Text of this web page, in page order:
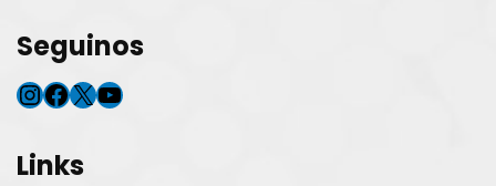
Seguinos
Instagram
Facebook
X YouTube
Links